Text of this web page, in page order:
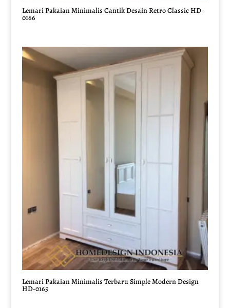
Lemari Pakaian Minimalis Cantik Desain Retro Classic HD-
0166
Lemari Pakaian Minimalis Terbaru Simple Modern Design
HD-0165